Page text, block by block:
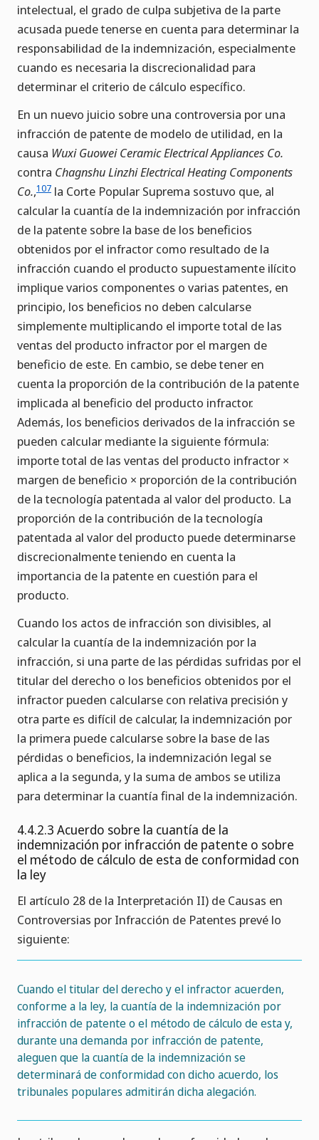
intelectual, el grado de culpa subjetiva de la parte
acusada puede tenerse en cuenta para determinar la
responsabilidad de la indemnización, especialmente
cuando es necesaria la discrecionalidad para
determinar el criterio de cálculo específico.
En un nuevo juicio sobre una controversia por una
infracción de patente de modelo de utilidad, en la
causa Wuxi Guowei Ceramic Electrical Appliances Co.
contra Chagnshu Linzhi Electrical Heating Components
Co.,107 la Corte Popular Suprema sostuvo que, al
calcular la cuantía de la indemnización por infracción
de la patente sobre la base de los beneficios
obtenidos por el infractor como resultado de la
infracción cuando el producto supuestamente ilícito
implique varios componentes o varias patentes, en
principio, los beneficios no deben calcularse
simplemente multiplicando el importe total de las
ventas del producto infractor por el margen de
beneficio de este. En cambio, se debe tener en
cuenta la proporción de la contribución de la patente
implicada al beneficio del producto infractor.
Además, los beneficios derivados de la infracción se
pueden calcular mediante la siguiente fórmula:
importe total de las ventas del producto infractor ×
margen de beneficio × proporción de la contribución
de la tecnología patentada al valor del producto. La
proporción de la contribución de la tecnología
patentada al valor del producto puede determinarse
discrecionalmente teniendo en cuenta la
importancia de la patente en cuestión para el
producto.
Cuando los actos de infracción son divisibles, al
calcular la cuantía de la indemnización por la
infracción, si una parte de las pérdidas sufridas por el
titular del derecho o los beneficios obtenidos por el
infractor pueden calcularse con relativa precisión y
otra parte es difícil de calcular, la indemnización por
la primera puede calcularse sobre la base de las
pérdidas o beneficios, la indemnización legal se
aplica a la segunda, y la suma de ambos se utiliza
para determinar la cuantía final de la indemnización.
4.4.2.3 Acuerdo sobre la cuantía de la
indemnización por infracción de patente o sobre
el método de cálculo de esta de conformidad con
la ley
El artículo 28 de la Interpretación II) de Causas en
Controversias por Infracción de Patentes prevé lo
siguiente:
Cuando el titular del derecho y el infractor acuerden,
conforme a la ley, la cuantía de la indemnización por
infracción de patente o el método de cálculo de esta y,
durante una demanda por infracción de patente,
aleguen que la cuantía de la indemnización se
determinará de conformidad con dicho acuerdo, los
tribunales populares admitirán dicha alegación.